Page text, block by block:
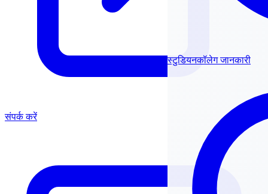
स्टुडियनकॉलेग जानकारी
संपर्क करें